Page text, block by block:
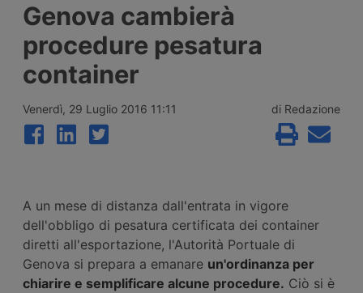
container diffusi il 6 agosto 2026 da
Drewry mostrano un aumento medio
globale dell’uno percento, interrompendo
tre settimane di calo grazie ai rialzi record
sul transpacifico Shanghai-New York e
Shanghai-Los Angeles.
Genova cambierà
procedure pesatura
container
Venerdì, 29 Luglio 2016 11:11 di Redazione
A un mese di distanza dall'entrata in vigore
dell'obbligo di pesatura certificata dei container
diretti all'esportazione, l'Autorità Portuale di
Genova si prepara a emanare un'ordinanza per
chiarire e semplificare alcune procedure. Ciò si è